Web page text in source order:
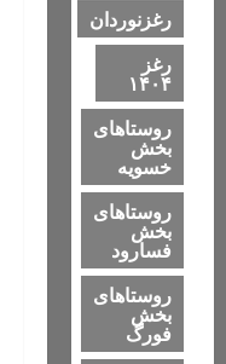
رغزنوردان
رغز
۱۴۰۴
روستاهای
بخش
خسویه
روستاهای
بخش
فسارود
روستاهای
بخش
فورگ